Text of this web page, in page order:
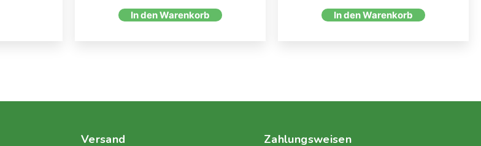
In den Warenkorb In den Warenkorb
Versand Zahlungsweisen